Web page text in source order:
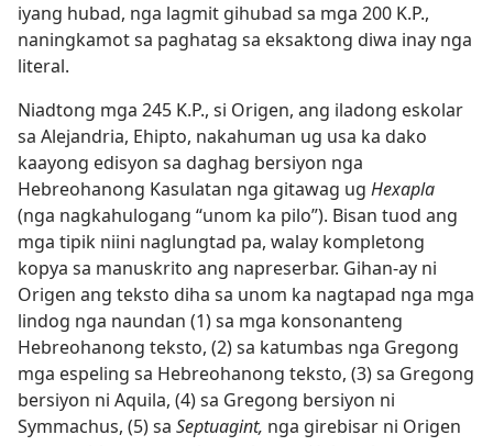
iyang hubad, nga lagmit gihubad sa mga 200 K.P.,
naningkamot sa paghatag sa eksaktong diwa inay nga
literal.
Niadtong mga 245 K.P., si Origen, ang iladong eskolar
sa Alejandria, Ehipto, nakahuman ug usa ka dako
kaayong edisyon sa daghag bersiyon nga
Hebreohanong Kasulatan nga gitawag ug Hexapla
(nga nagkahulogang “unom ka pilo”). Bisan tuod ang
mga tipik niini naglungtad pa, walay kompletong
kopya sa manuskrito ang napreserbar. Gihan-ay ni
Origen ang teksto diha sa unom ka nagtapad nga mga
lindog nga naundan (1) sa mga konsonanteng
Hebreohanong teksto, (2) sa katumbas nga Gregong
mga espeling sa Hebreohanong teksto, (3) sa Gregong
bersiyon ni Aquila, (4) sa Gregong bersiyon ni
Symmachus, (5) sa Septuagint, nga girebisar ni Origen